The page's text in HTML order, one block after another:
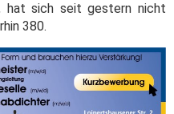
hat sich seit gestern nicht
380.